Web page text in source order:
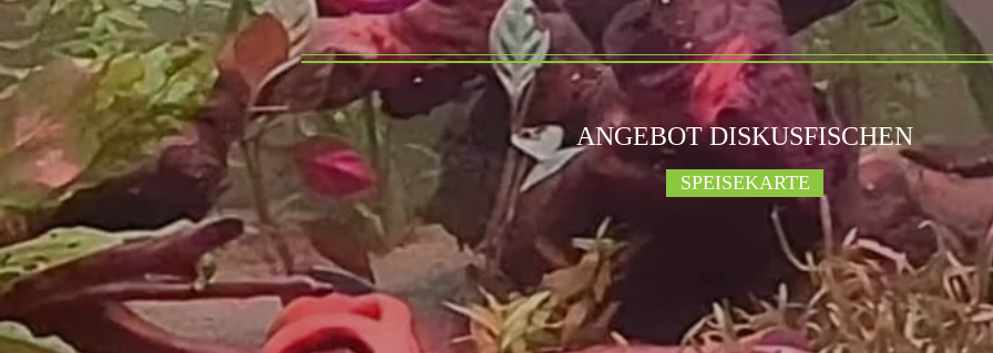
ANGEBOT DISKUSFISCHEN
SPEISEKARTE